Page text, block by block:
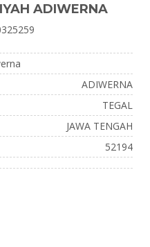
ADIWERNA
ADIWERNA
TEGAL
JAWA TENGAH
52194